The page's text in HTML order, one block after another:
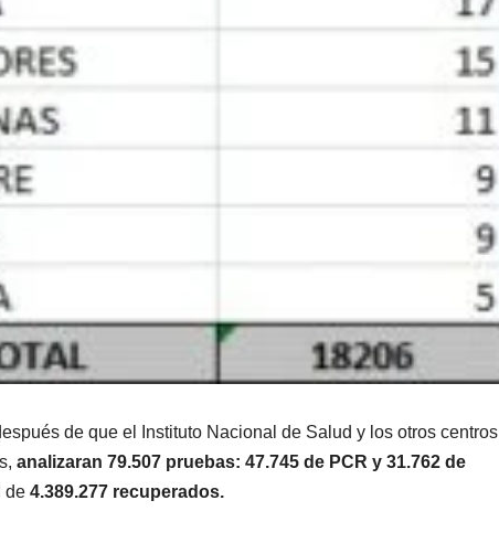
de que el Instituto Nacional de Salud y los otros centros
analizaran 79.507 pruebas: 47.745 de PCR y 31.762 de
de 4.389.277 recuperados.